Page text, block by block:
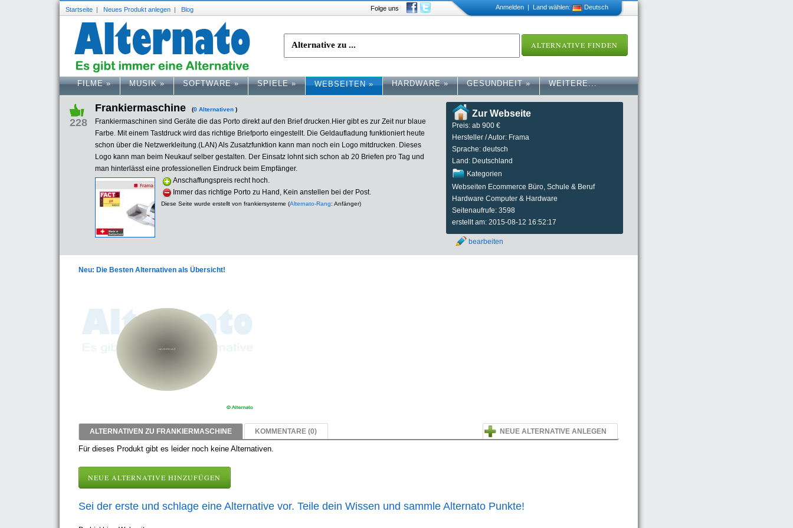
Startseite | Neues Produkt anlegen | Blog Folge uns Anmelden | Land wählen: Deutsch
ALTERNATIVE FINDEN
FILME» MUSIK» SOFTWARE» SPIELE» WEBSEITEN» HARDWARE» GESUNDHEIT» WEITERE...
Zur Webseite
Preis: ab 900 €
Hersteller / Autor: Frama
Sprache: deutsch
Land: Deutschland
Kategorien
Webseiten Ecommerce Büro, Schule & Beruf
Hardware Computer & Hardware
Seitenaufrufe: 3598
erstellt am: 2015-08-12 16:52:17
bearbeiten
228
Frankiermaschine (0 Alternativen )
Frankiermaschinen sind Geräte die das Porto direkt auf den Brief drucken.Hier gibt es zur Zeit nur blaue
Farbe. Mit einem Tastdruck wird das richtige Briefporto eingestellt. Die Geldaufladung funktioniert heute
schon über die Netzwerkleitung.(LAN) Als Zusatzfunktion kann man noch ein Logo mitdrucken. Dieses
Logo kann man beim Neukauf selber gestalten. Der Einsatz lohnt sich schon ab 20 Briefen pro Tag und
man hinterlässt eine professionellen Eindruck beim Empfänger.
Anschaffungspreis recht hoch.
Immer das richtige Porto zu Hand, Kein anstellen bei der Post.
Diese Seite wurde erstellt von frankiersysteme (Alternato-Rang: Anfänger)
Neu: Die Besten Alternativen als Übersicht!
ALTERNATIVEN ZU FRANKIERMASCHINE KOMMENTARE (0) NEUE ALTERNATIVE ANLEGEN
Für dieses Produkt gibt es leider noch keine Alternativen.
NEUE ALTERNATIVE HINZUFÜGEN
Sei der erste und schlage eine Alternative vor. Teile dein Wissen und sammle Alternato Punkte!